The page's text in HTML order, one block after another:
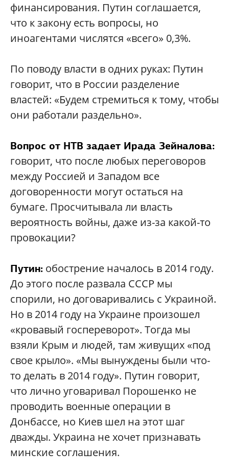
финансирования. Путин соглашается,
что к закону есть вопросы, но
иноагентами числятся «всего» 0,3%.
По поводу власти в одних руках: Путин
говорит, что в России разделение
властей: «Будем стремиться к тому, чтобы
они работали раздельно».
Вопрос от НТВ задает Ирада Зейналова:
говорит, что после любых переговоров
между Россией и Западом все
договоренности могут остаться на
бумаге. Просчитывала ли власть
вероятность войны, даже из-за какой-то
провокации?
Путин: обострение началось в 2014 году.
До этого после развала СССР мы
спорили, но договаривались с Украиной.
Но в 2014 году на Украине произошел
«кровавый госпереворот». Тогда мы
взяли Крым и людей, там живущих «под
свое крыло». «Мы вынуждены были что-
то делать в 2014 году». Путин говорит,
что лично уговаривал Порошенко не
проводить военные операции в
Донбассе, но Киев шел на этот шаг
дважды. Украина не хочет признавать
минские соглашения.